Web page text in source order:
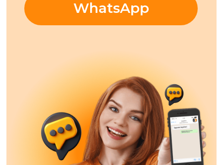
КАКВЕРНУТЬ 13%
ОТ СТОИМОСТИ
ОБУЧЕНИЯ?